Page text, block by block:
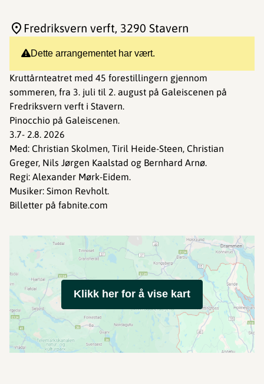
Dette arrangementet har vært.
Kruttårnteatret med 45 forestillingern gjennom
sommeren, fra 3. juli til 2. august på Galeiscenen på
Fredriksvern verft i Stavern.
Pinocchio på Galeiscenen.
3.7- 2.8. 2026
Med: Christian Skolmen, Tiril Heide-Steen, Christian
Greger, Nils Jørgen Kaalstad og Bernhard Arnø.
Regi: Alexander Mørk-Eidem.
Musiker: Simon Revholt.
Billetter på fabnite.com
Fredriksvern verft, 3290 Stavern
Klikk her for å vise kart